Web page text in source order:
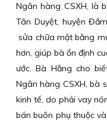
Ngân hàng CSXH, là
Tân Duyệt, huyện
sửa chữa mặt bằng
hơn, giúp bà ổn định
ước. Bà Hằng cho
Ngân hàng CSXH, bà
kinh tế, do phải vay
bán buôn phụ thuộc